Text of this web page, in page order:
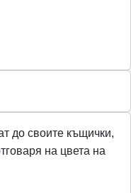
до своите къщички,
на цвета на